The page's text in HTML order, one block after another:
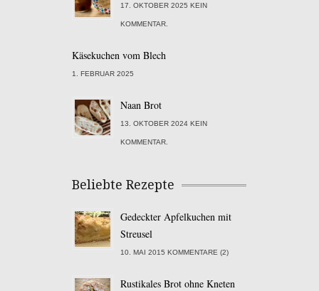
17. OKTOBER 2025 KEIN
KOMMENTAR.
Käsekuchen vom Blech
1. FEBRUAR 2025
Naan Brot
13. OKTOBER 2024 KEIN
KOMMENTAR.
Beliebte Rezepte
Gedeckter Apfelkuchen mit
Streusel
10. MAI 2015 KOMMENTARE (2)
Rustikales Brot ohne Kneten